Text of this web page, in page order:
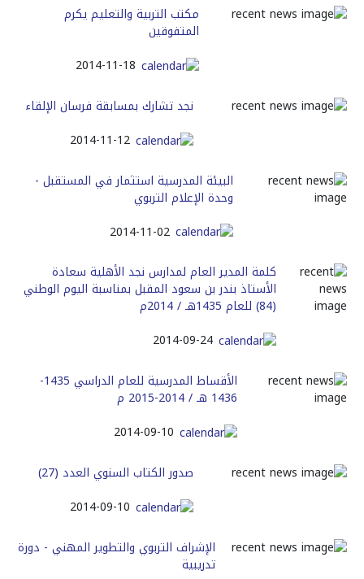
مكتب التربية والتعليم يكرم
المتفوقين
2014-11-18
نجد تشارك بمسابقة فرسان الإلقاء
2014-11-12
البيئة المدرسية استثمار في المستقبل -
وحدة الإعلام التربوي
2014-11-02
كلمة المدير العام لمدارس نجد الأهلية سعادة
الأستاذ بندر بن سعود المقبل بمناسبة اليوم الوطني
(84) للعام 1435هـ / 2014م
2014-09-24
الأقساط المدرسية للعام الدراسي 1435-
1436 هـ / 2014-2015 م
2014-09-10
صدور الكتاب السنوي العدد (27)
2014-09-10
الإشراف التربوي والتطوير المهني - دورة
تدريبية